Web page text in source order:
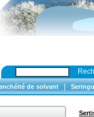
de solvant